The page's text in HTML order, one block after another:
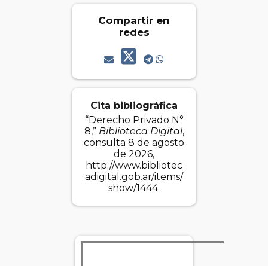
Compartir en
redes
Cita bibliográfica
“Derecho Privado N°
8,” Biblioteca Digital,
consulta 8 de agosto
de 2026,
http://www.bibliotec
adigital.gob.ar/items/
show/1444.